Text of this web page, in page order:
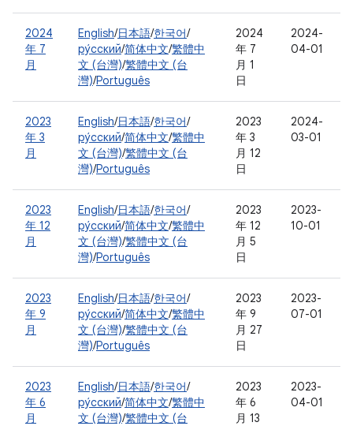
2024
年 7
月
English/日本語/한국어/
ру́сский/简体中文/繁體中
文 (台灣)/繁體中文 (台
灣)/Português
2024
年 7
月 1
日
2024-
04-01
2023
年 3
月
English/日本語/한국어/
ру́сский/简体中文/繁體中
文 (台灣)/繁體中文 (台
灣)/Português
2023
年 3
月 12
日
2024-
03-01
2023
年 12
月
English/日本語/한국어/
ру́сский/简体中文/繁體中
文 (台灣)/繁體中文 (台
灣)/Português
2023
年 12
月 5
日
2023-
10-01
2023
年 9
月
English/日本語/한국어/
ру́сский/简体中文/繁體中
文 (台灣)/繁體中文 (台
灣)/Português
2023
年 9
月 27
日
2023-
07-01
2023
年 6
月
English/日本語/한국어/
ру́сский/简体中文/繁體中
文 (台灣)/繁體中文 (台
2023
年 6
月 13
2023-
04-01